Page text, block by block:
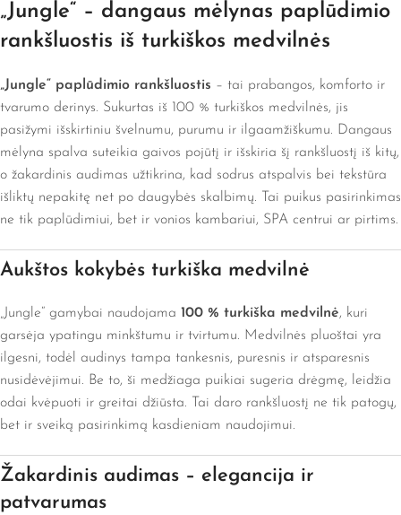
„Jungle“ – dangaus mėlynas paplūdimio
rankšluostis iš turkiškos medvilnės
„Jungle“ paplūdimio rankšluostis – tai prabangos, komforto ir
tvarumo derinys. Sukurtas iš 100 % turkiškos medvilnės, jis
pasižymi išskirtiniu švelnumu, purumu ir ilgaamžiškumu. Dangaus
mėlyna spalva suteikia gaivos pojūtį ir išskiria šį rankšluostį iš kitų,
o žakardinis audimas užtikrina, kad sodrus atspalvis bei tekstūra
išliktų nepakitę net po daugybės skalbimų. Tai puikus pasirinkimas
ne tik paplūdimiui, bet ir vonios kambariui, SPA centrui ar pirtims.
Aukštos kokybės turkiška medvilnė
„Jungle“ gamybai naudojama 100 % turkiška medvilnė, kuri
garsėja ypatingu minkštumu ir tvirtumu. Medvilnės pluoštai yra
ilgesni, todėl audinys tampa tankesnis, puresnis ir atsparesnis
nusidėvėjimui. Be to, ši medžiaga puikiai sugeria drėgmę, leidžia
odai kvėpuoti ir greitai džiūsta. Tai daro rankšluostį ne tik patogų,
bet ir sveiką pasirinkimą kasdieniam naudojimui.
Žakardinis audimas – elegancija ir
patvarumas